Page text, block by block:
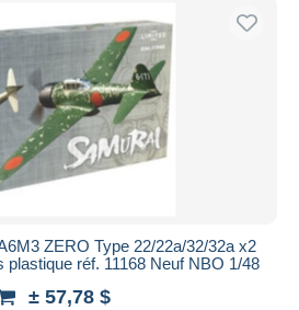
ZERO Type 22/22a/32/32a x2
réf. 11168 Neuf NBO 1/48
± 57,78 $